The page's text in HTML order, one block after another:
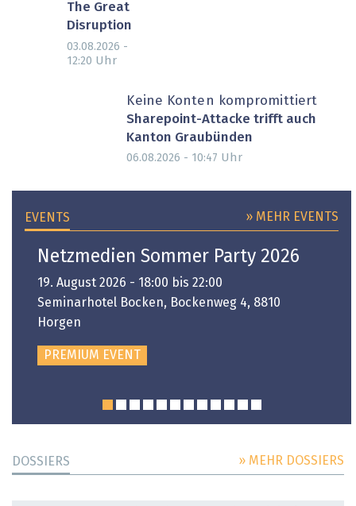
The Great
Disruption
03.08.2026 -
12:20 Uhr
Keine Konten kompromittiert
Sharepoint-Attacke trifft auch
Kanton Graubünden
06.08.2026 - 10:47 Uhr
EVENTS » MEHR EVENTS
Netzmedien Sommer Party 2026
19. August 2026 - 18:00 bis 22:00
Seminarhotel Bocken, Bockenweg 4, 8810
Horgen
PREMIUM EVENT
DOSSIERS » MEHR DOSSIERS